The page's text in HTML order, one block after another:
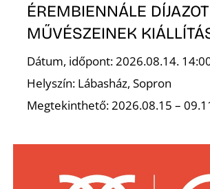
ÉREMBIENNÁLE
MŰVÉSZEINEK
Dátum, időpont: 2026.08.14.
Helyszín: Lábasház, Sopron
Megtekinthető: 2026.08.15 –